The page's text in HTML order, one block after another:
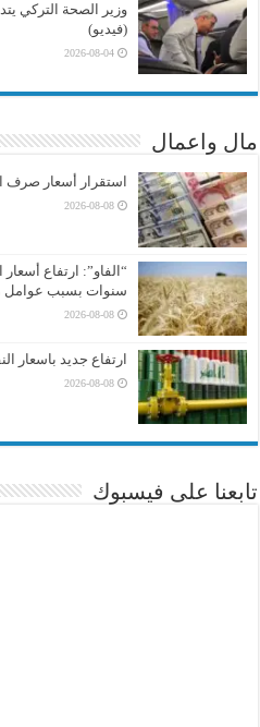
وزير الصحة التركي
(فيديو)
2026-08-04
مال واعمال
استقرار أسعار صرف
2026-08-08
سنوات بسبب عوامل
2026-08-08
ارتفاع جديد باسعار
2026-08-08
تابعنا على فيسبوك